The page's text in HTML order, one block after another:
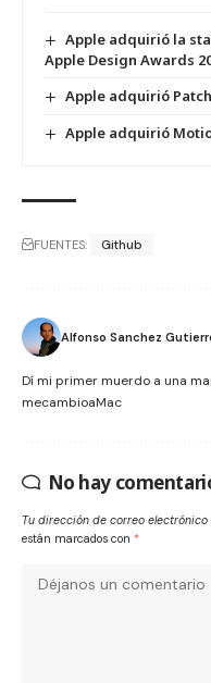
Apple adquirió la
Apple Design Awards
Apple adquirió
Apple adquirió
FUENTES: Github
Alfonso Sanchez
Dí mi primer muerdo a una
mecambioaMac
No hay
Tu dirección de correo
están marcados con *